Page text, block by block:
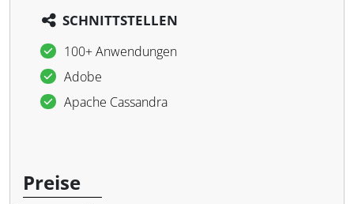
SCHNITTSTELLEN
100+ Anwendungen
Adobe
Apache Cassandra
Preise